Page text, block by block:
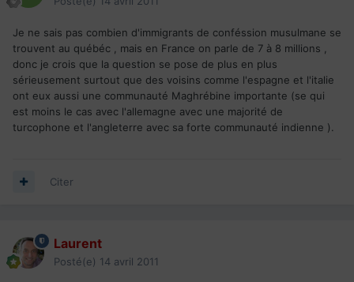
Je ne sais pas combien d'immigrants de conféssion musulmane se
trouvent au québéc , mais en France on parle de 7 à 8 millions ,
donc je crois que la question se pose de plus en plus
sérieusement surtout que des voisins comme l'espagne et l'italie
ont eux aussi une communauté Maghrébine importante (se qui
est moins le cas avec l'allemagne avec une majorité de
turcophone et l'angleterre avec sa forte communauté indienne ).
Citer
Laurent
Posté(e) 14 avril 2011